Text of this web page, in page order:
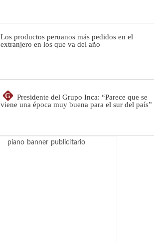
Los productos peruanos más pedidos en el
extranjero en los que va del año
G
Presidente del Grupo Inca: “Parece que se
viene una época muy buena para el sur del país”